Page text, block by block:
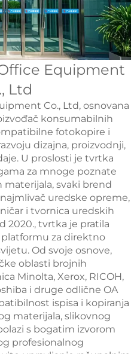
Equipment
Ltd
Co., Ltd, osnovana
konsumabilnih
fotokopire i
dizajna, proizvodnji,
U proslosti je tvrtka
za mnoge poznate
svaki brend
uredske opreme,
i tvornica uredskih
2020., tvrtka je pratila
za direktno
Od svoje osnove,
oblasti brojnih
Minolta, Xerox, RICOH,
i druge odlične OA
ispisa i kopiranja
materijala, slikovnog
s bogatim izvorom
profesionalnog